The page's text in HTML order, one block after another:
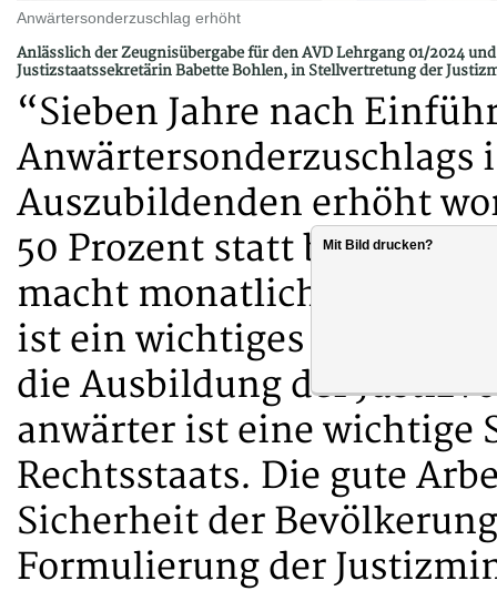
Anwärtersonderzuschlag erhöht
Anlässlich der Zeugnisübergabe für den AVD Lehrgang 01/2024
Justizstaatssekretärin Babette Bohlen, in Stellvertretung der
“Sieben Jahre nach
Anwärtersonderzuschlags
Auszubildenden erhöht
50 Prozent statt bisher 35
macht monatlich rund
ist ein wichtiges Zeichen
die Ausbildung der
anwärter ist eine wichtige
Rechtsstaats. Die gute
Sicherheit der
Formulierung der
Mit Bild drucken?